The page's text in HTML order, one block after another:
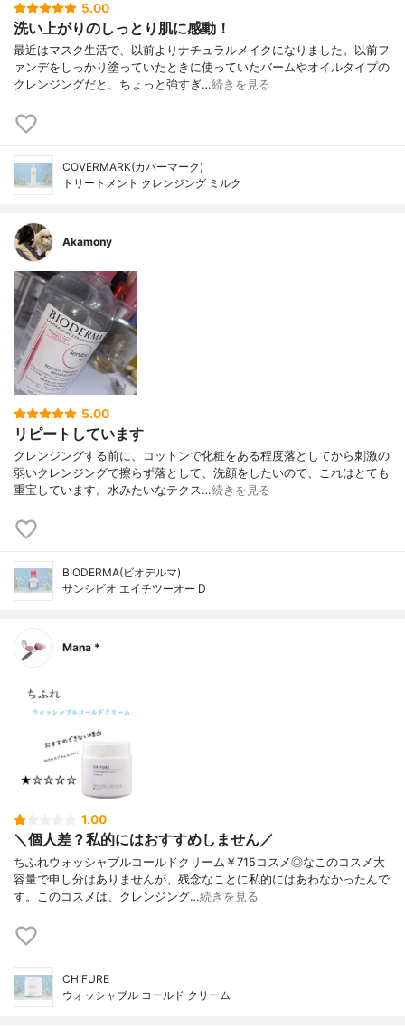
5.00
洗い上がりのしっとり肌に感動！
最近はマスク生活で、以前よりナチュラルメイクになりました。以前フ
ァンデをしっかり塗っていたときに使っていたバームやオイルタイプの
クレンジングだと、ちょっと強すぎ…続きを見る
COVERMARK(カバーマーク)
トリートメント クレンジング ミルク
Akamony
5.00
リピートしています
クレンジングする前に、コットンで化粧をある程度落としてから刺激の
弱いクレンジングで擦らず落として、洗顔をしたいので、これはとても
重宝しています。水みたいなテクス…続きを見る
BIODERMA(ビオデルマ)
サンシビオ エイチツーオー D
Mana *
1.00
＼個人差？私的にはおすすめしません／
ちふれウォッシャブルコールドクリーム￥715コスメ◎なこのコスメ大
容量で申し分はありませんが、残念なことに私的にはあわなかったんで
す。このコスメは、クレンジング…続きを見る
CHIFURE
ウォッシャブル コールド クリーム